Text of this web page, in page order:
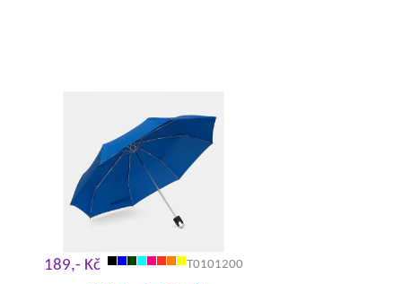
189,- Kč T0101200